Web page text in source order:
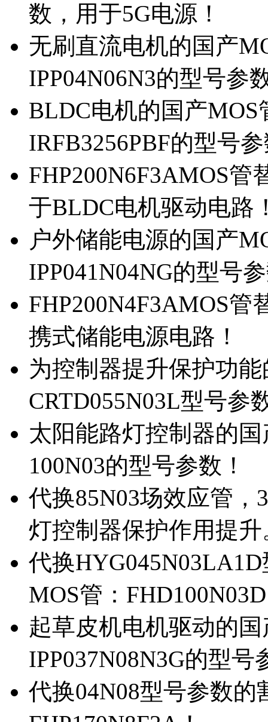
数，用于5G电源！
无刷直流电机的国产
IPP04N06N3的型号参
BLDC电机的国产MOS
IRFB3256PBF的型号
FHP200N6F3AMOS管
于BLDC电机驱动电路
户外储能电源的国产
IPP041N04NG的型号
FHP200N4F3AMOS管
携式储能电源电路！
为控制器提升保护功
CRTD055N03L型号参
太阳能路灯控制器的
100N03的型号参数！
代换85N03场效应管
灯控制器保护作用提升
代换
MOS管：
起草皮机电机驱动的
IPP037N08N3G的型号
代换04N08型号参数